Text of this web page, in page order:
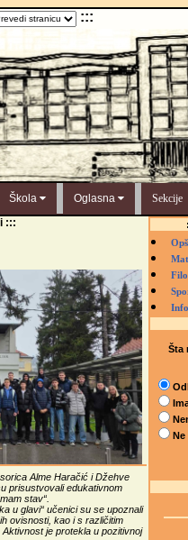
:::
Škola Oglasna Sekcije
:::
Alme Haračić i Džehve
prisustvovali edukativnom
stav“.
u glavi“ učenici su se upoznali
ovisnosti, kao i s različitim
je protekla u pozitivnoj
Šta
Ne